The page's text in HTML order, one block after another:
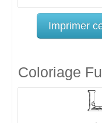
Imprimer
Coloriage